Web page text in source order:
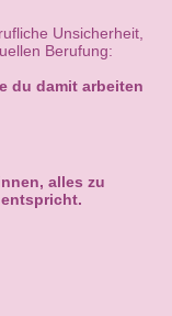
Unsicherheit,
Berufung:
du damit arbeiten
alles zu